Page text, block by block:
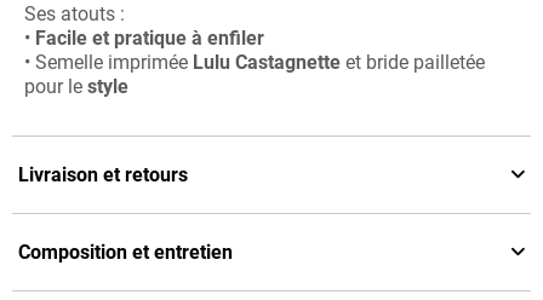
Ses atouts :
• Facile et pratique à enfiler
• Semelle imprimée Lulu Castagnette et bride pailletée
pour le style
Livraison et retours
Composition et entretien